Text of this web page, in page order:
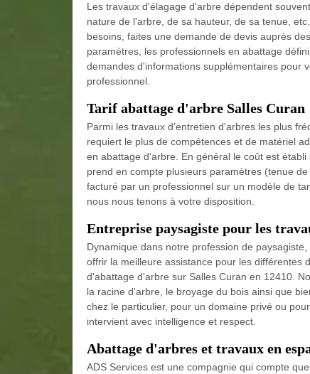
Les travaux d'élagage d'arbre dépendent
nature de l'arbre, de sa hauteur, de sa tenue,
besoins, faites une demande de devis auprès
paramètres, les professionnels en abattage
demandes d'informations supplémentaires pour
professionnel.
Tarif abattage d'arbre Salles Curan
Parmi les travaux d’entretien d'arbres les plus
requiert le plus de compétences et de matériel
en abattage d'arbre. En général le coût est
prend en compte plusieurs paramètres (tenue
facturé par un professionnel sur un modèle de
nous nous tenons à votre disposition.
Entreprise paysagiste pour les
Dynamique dans notre profession de
offrir la meilleure assistance pour les différentes
d'abattage d'arbre sur Salles Curan en 12410.
la racine d'arbre, le broyage du bois ainsi que
chez le particulier, pour un domaine privé ou
intervient avec intelligence et respect.
Abattage d'arbres et travaux en
ADS Services est une compagnie qui compte